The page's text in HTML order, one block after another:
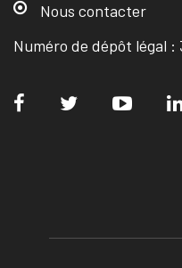
Nous contacter